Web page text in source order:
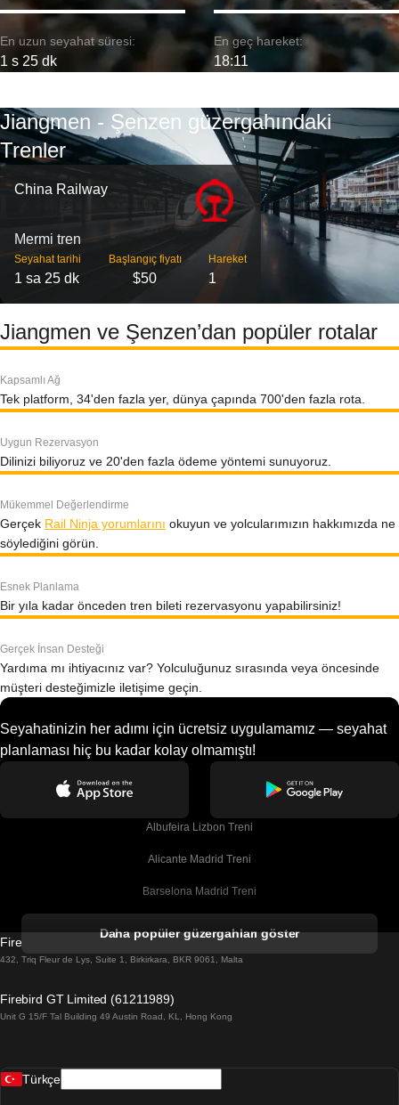
En uzun seyahat süresi:
1 s 25 dk
En geç hareket:
18:11
Jiangmen - Şenzen güzergahındaki
Trenler
China Railway
Mermi tren
Seyahat tarihi
1 sa 25 dk
Başlangıç ​​fiyatı
$50
Hareket
1
Jiangmen ve Şenzen’dan popüler rotalar
Kapsamlı Ağ
Tek platform, 34'den fazla yer, dünya çapında 700'den fazla rota.
Uygun Rezervasyon
Dilinizi biliyoruz ve 20'den fazla ödeme yöntemi sunuyoruz.
Mükemmel Değerlendirme
Gerçek Rail Ninja yorumlarını okuyun ve yolcularımızın hakkımızda ne
söylediğini görün.
Esnek Planlama
Bir yıla kadar önceden tren bileti rezervasyonu yapabilirsiniz!
Gerçek İnsan Desteği
Yardıma mı ihtiyacınız var? Yolculuğunuz sırasında veya öncesinde
müşteri desteğimizle iletişime geçin.
Seyahatinizin her adımı için ücretsiz uygulamamız — seyahat
planlaması hiç bu kadar kolay olmamıştı!
Albufeira Lizbon Treni
Alicante Madrid Treni
Barselona Madrid Treni
Barselona Sevilla Treni
Belfast Dublin Treni
Daha popüler güzergahları göster
Firebird GT Limited (OC 1451)
432, Triq Fleur de Lys, Suite 1, Birkirkara, BKR 9061, Malta
Firebird GT Limited (61211989)
Unit G 15/F Tal Building 49 Austin Road, KL, Hong Kong
Türkçe